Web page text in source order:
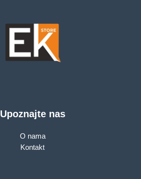
Upoznajte nas
O nama
Kontakt